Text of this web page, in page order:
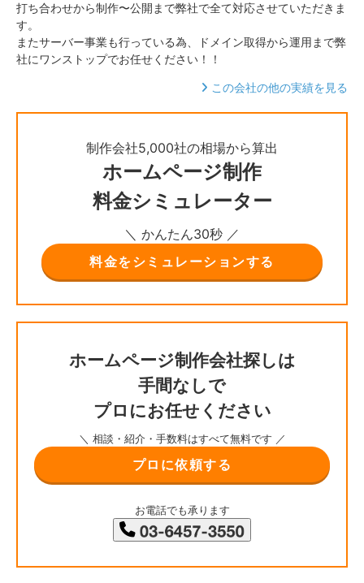
打ち合わせから制作〜公開まで弊社で全て対応させていただきま
す。
またサーバー事業も行っている為、ドメイン取得から運用まで弊
社にワンストップでお任せください！！
この会社の他の実績を見る
制作会社5,000社の相場から算出
ホームページ制作
料金シミュレーター
＼ かんたん30秒 ／
料金をシミュレーションする
ホームページ制作会社探しは
手間なしで
プロにお任せください
＼ 相談・紹介・手数料はすべて無料です ／
プロに依頼する
お電話でも承ります